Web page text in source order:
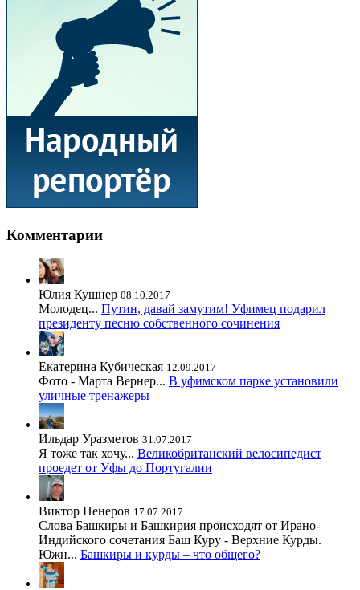
Комментарии
Юлия Кушнер 08.10.2017
Молодец... Путин, давай замутим! Уфимец подарил
президенту песню собственного сочинения
Екатерина Кубическая 12.09.2017
Фото - Марта Вернер... В уфимском парке установили
уличные тренажеры
Ильдар Уразметов 31.07.2017
Я тоже так хочу... Великобританский велосипедист
проедет от Уфы до Португалии
Виктор Пенеров 17.07.2017
Слова Башкиры и Башкирия происходят от Ирано-
Индийского сочетания Баш Куру - Верхние Курды.
Южн... Башкиры и курды – что общего?